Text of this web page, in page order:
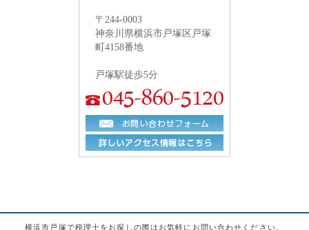
〒244-0003
神奈川県横浜市戸塚区戸塚
町4158番地
戸塚駅徒歩5分
横浜市戸塚で税理士をお探しの際はお気軽にお問い合わせください。